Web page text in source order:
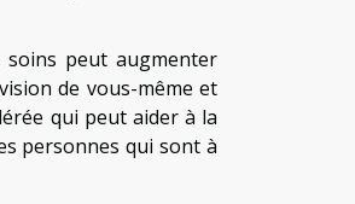
peut augmenter
de vous-même et
qui peut aider à la
personnes qui sont à